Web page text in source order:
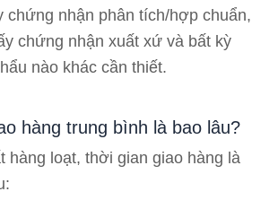
chứng nhận phân tích/hợp chuẩn,
chứng nhận xuất xứ và bất kỳ
nào khác cần thiết.
hàng trung bình là bao lâu?
hàng loạt, thời gian giao hàng là